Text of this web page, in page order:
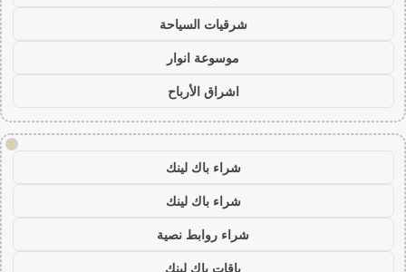
شرقيات السياحة
موسوعة انوار
اشراق الأرباح
!
شراء باك لينك
شراء باك لينك
شراء روابط نصية
باقات باك لينك